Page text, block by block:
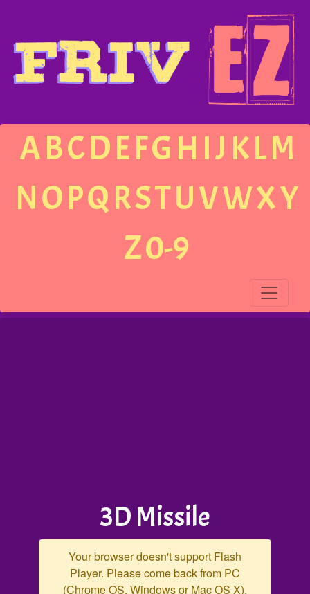
ABCDEFGH IJ KLM
NOPQRSTUVWXY
Z0-9
3D Missile
Your browser doesn't support Flash
Player. Please come back from PC
(Chrome OS, Windows or Mac OS X).